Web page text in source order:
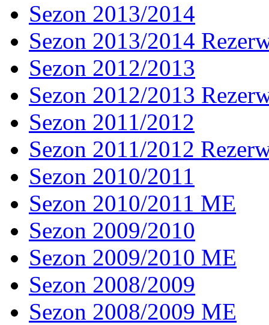
Sezon 2013/2014
Sezon 2013/2014
Sezon 2012/2013
Sezon 2012/2013
Sezon 2011/2012
Sezon 2011/2012
Sezon 2010/2011
Sezon 2010/2011 ME
Sezon 2009/2010
Sezon 2009/2010 ME
Sezon 2008/2009
Sezon 2008/2009 ME